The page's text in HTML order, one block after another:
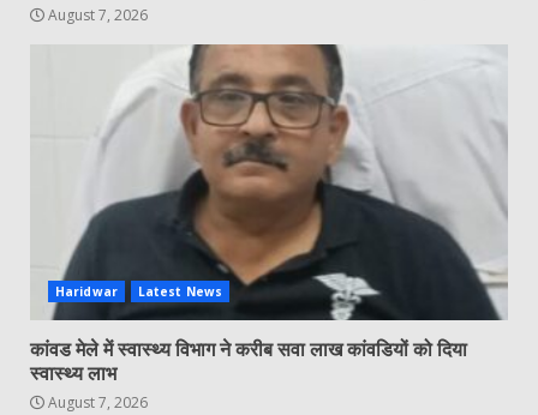
August 7, 2026
Haridwar Latest News
कांवड मेले में स्वास्थ्य विभाग ने करीब सवा लाख कांवडियों को दिया
स्वास्थ्य लाभ
August 7, 2026